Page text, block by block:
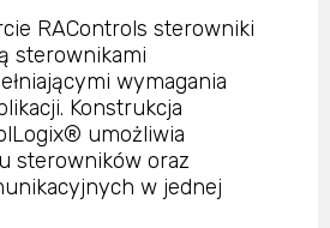
RAControls sterowniki
sterownikami
wymagania
Konstrukcja
umożliwia
sterowników oraz
w jednej